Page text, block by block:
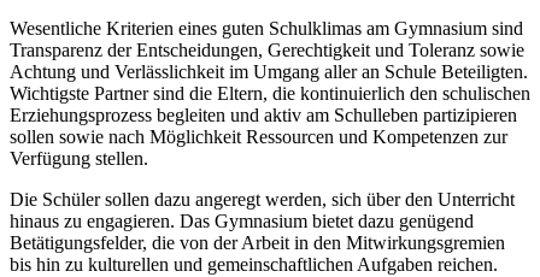
Wesentliche Kriterien eines guten Schulklimas am Gymnasium sind
Transparenz der Entscheidungen, Gerechtigkeit und Toleranz sowie
Achtung und Verlässlichkeit im Umgang aller an Schule Beteiligten.
Wichtigste Partner sind die Eltern, die kontinuierlich den schulischen
Erziehungsprozess begleiten und aktiv am Schulleben partizipieren
sollen sowie nach Möglichkeit Ressourcen und Kompetenzen zur
Verfügung stellen.
Die Schüler sollen dazu angeregt werden, sich über den Unterricht
hinaus zu engagieren. Das Gymnasium bietet dazu genügend
Betätigungsfelder, die von der Arbeit in den Mitwirkungsgremien
bis hin zu kulturellen und gemeinschaftlichen Aufgaben reichen.